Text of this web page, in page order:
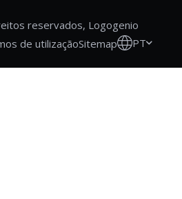
reservados, Logogenio
de utilizaçãoSitemap PT